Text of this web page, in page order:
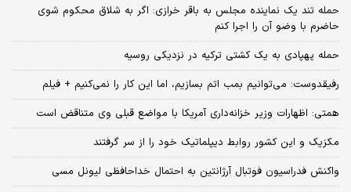
حمله تند یک نماینده مجلس به باقر خرازی: اگر به شلاق محکوم شوی
حاضرم با وضو آن را اجرا کنم
حمله پهپادی به یک کشتی ترکیه در نزدیکی روسیه
رفیقدوست: می‌توانیم بمب اتم بسازیم، اما این کار را نمی‌کنیم + فیلم
همتی: اظهارات وزیر خزانه‌داری آمریکا با مواضع قبلی وی متناقض است
مکزیک و این کشور روابط دیپلماتیک خود را از سر گرفتند
واکنش فدراسیون فوتبال آرژانتین به احتمال خداحافظی لیونل مسی